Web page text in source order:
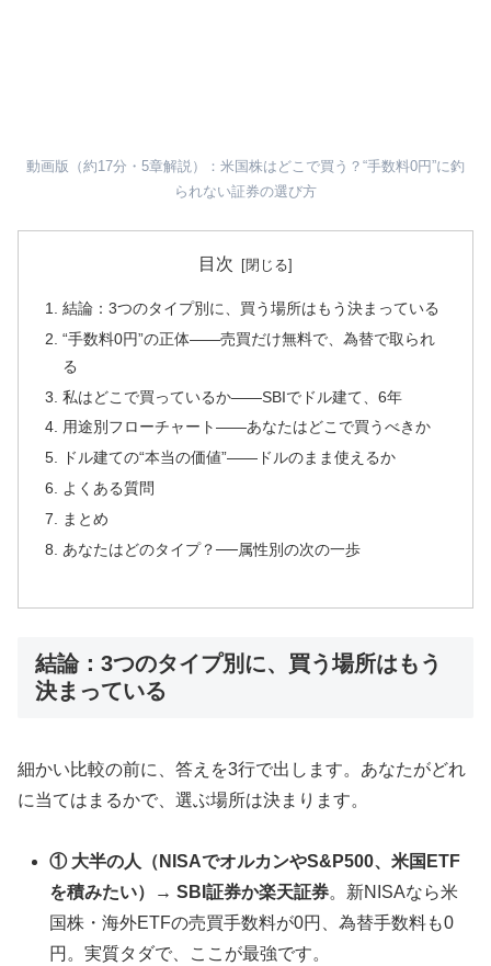
動画版（約17分・5章解説）：米国株はどこで買う？“手数料0円”に釣
られない証券の選び方
目次
結論：3つのタイプ別に、買う場所はもう決まっている
“手数料0円”の正体——売買だけ無料で、為替で取られ
る
私はどこで買っているか——SBIでドル建て、6年
用途別フローチャート——あなたはどこで買うべきか
ドル建ての“本当の価値”——ドルのまま使えるか
よくある質問
まとめ
あなたはどのタイプ？──属性別の次の一歩
結論：3つのタイプ別に、買う場所はもう
決まっている
細かい比較の前に、答えを3行で出します。あなたがどれ
に当てはまるかで、選ぶ場所は決まります。
① 大半の人（NISAでオルカンやS&P500、米国ETF
を積みたい）→ SBI証券か楽天証券。新NISAなら米
国株・海外ETFの売買手数料が0円、為替手数料も0
円。実質タダで、ここが最強です。